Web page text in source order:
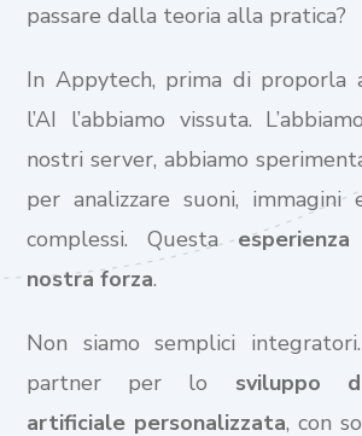
passare dalla teoria alla pratica?
In Appytech, prima di proporla
l’AI l’abbiamo vissuta.
nostri server, abbiamo
per analizzare suoni,
complessi. Questa
nostra forza.
Non siamo semplici
partner per lo sviluppo
artificiale personalizzata, con